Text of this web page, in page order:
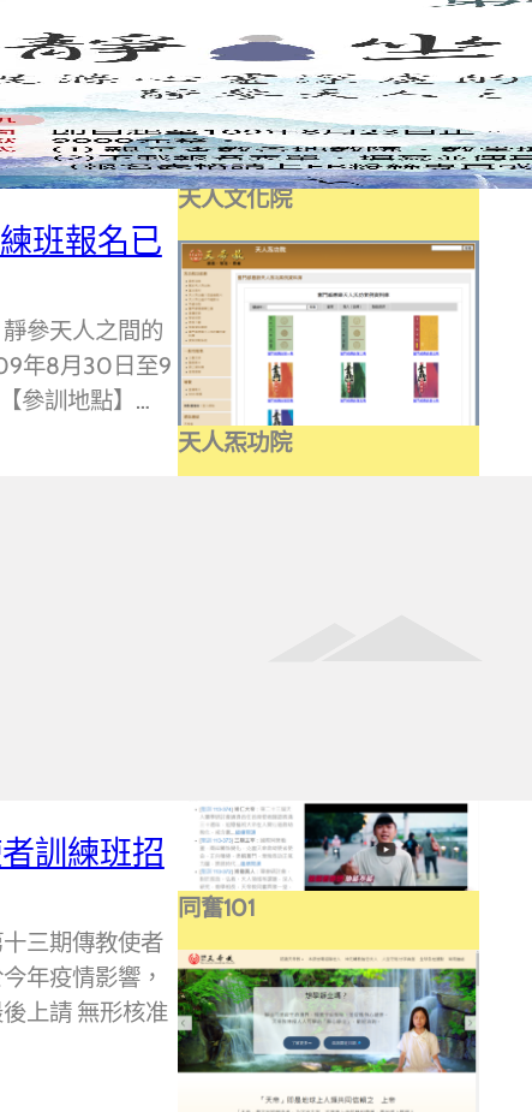
班報名已
參天人之間的
年8月30日至9
參訓地點】…
訓練班招
三期傳教使者
年疫情影響，
上請 無形核准
天人文化院
天人炁功院
同奮101